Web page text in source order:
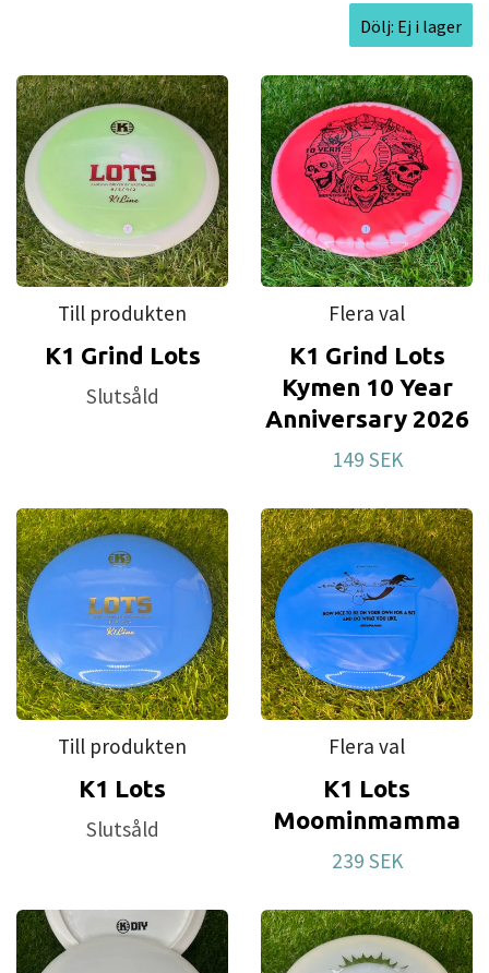
Suitable for: Straight shots, hyzers and anhyzers.
Multi-purpose.
Approved Date: Jan 16, 2020 lMax
Weight:175.1gr lDiameter:21.1cm l
Height:1.5cm lRim Depth:1.1cm lRim
Thickness:1.9cm l Inside Rim Diameter:17.3cm
Dölj: Ej i lager
Till produkten
K1 Grind Lots
Slutsåld
Flera val
K1 Grind Lots
Kymen 10 Year
Anniversary 2026
149 SEK
Till produkten
K1 Lots
Slutsåld
Flera val
K1 Lots
Moominmamma
239 SEK